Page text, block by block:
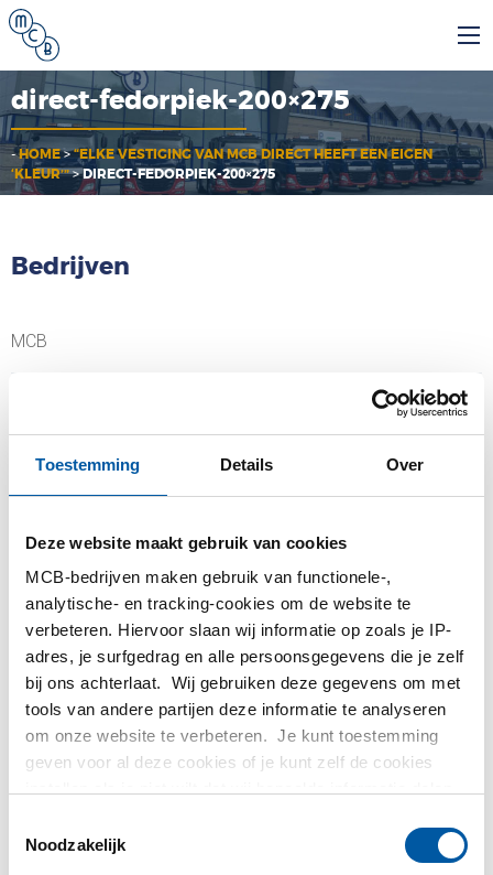
Toestemming Details Over
Deze website maakt gebruik van cookies
MCB-bedrijven maken gebruik van functionele-,
analytische- en tracking-cookies om de website te
verbeteren. Hiervoor slaan wij informatie op zoals je IP-
adres, je surfgedrag en alle persoonsgegevens die je zelf
bij ons achterlaat. Wij gebruiken deze gegevens om met
tools van andere partijen deze informatie te analyseren
om onze website te verbeteren. Je kunt toestemming
geven voor al deze cookies of je kunt zelf de cookies
partijen waarmee wij samenwerken vind je in ons
Noodzakelijk
direct-fedorpiek-200×275
-HOME>“ELKE VESTIGING VAN MCB DIRECT HEEFT EEN EIGEN
‘KLEUR’”>DIRECT-FEDORPIEK-200×275
Bedrijven
MCB
MCB Direct
Testas